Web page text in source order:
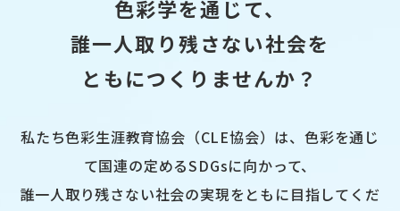
色彩学を通じて、
誰一人取り残さない社会を
ともにつくりませんか？
私たち色彩生涯教育協会（CLE協会）は、色彩を通じ
て国連の定めるSDGsに向かって、
誰一人取り残さない社会の実現をともに目指してくだ